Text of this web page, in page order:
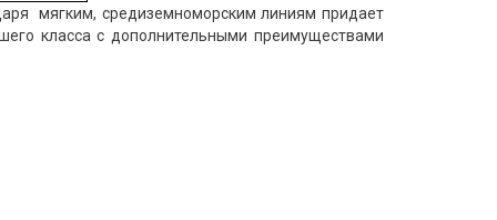
мягким, средиземноморским линиям придает
класса с дополнительными преимуществами